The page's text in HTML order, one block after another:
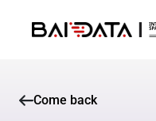
Come back